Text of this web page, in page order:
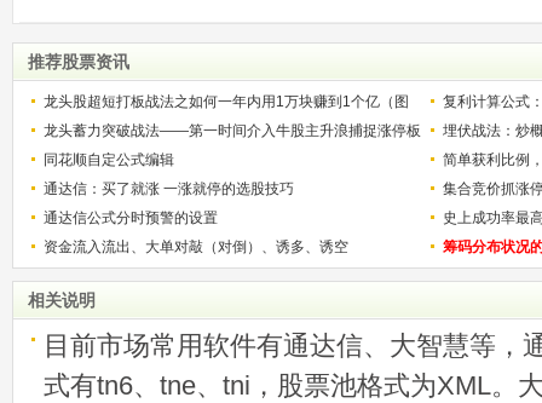
推荐股票资讯
龙头股超短打板战法之如何一年内用1万块赚到1个亿（图
解）
复利计算公式
少？
龙头蓄力突破战法——第一时间介入牛股主升浪捕捉涨停板
的技巧（图解）
埋伏战法：炒
同花顺自定公式编辑
简单获利比例
用
通达信：买了就涨 一涨就停的选股技巧
集合竞价抓涨
通达信公式分时预警的设置
史上成功率最
称选股法宝！
资金流入流出、大单对敲（对倒）、诱多、诱空 筹码分布状况
相关说明
目前市场常用软件有通达信、大智慧等，
式有tn6、tne、tni，股票池格式为XML。